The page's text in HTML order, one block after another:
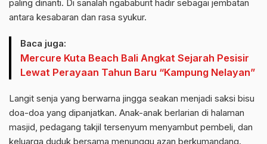
paling dinanti. Di sanalah ngababurit hadir sebagai jembatan
antara kesabaran dan rasa syukur.
Baca juga:
Mercure Kuta Beach Bali Angkat Sejarah Pesisir
Lewat Perayaan Tahun Baru “Kampung Nelayan”
Langit senja yang berwarna jingga seakan menjadi saksi bisu
doa-doa yang dipanjatkan. Anak-anak berlarian di halaman
masjid, pedagang takjil tersenyum menyambut pembeli, dan
keluarga duduk bersama menunggu azan berkumandang.